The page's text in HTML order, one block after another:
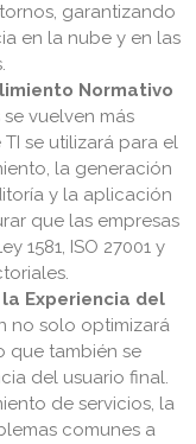
garantizando
en la nube y en las
Normativo
vuelven más
se utilizará para el
la generación
y la aplicación
que las empresas
1581, ISO 27001 y
Experiencia del
no solo optimizará
que también se
del usuario final.
de servicios, la
comunes a